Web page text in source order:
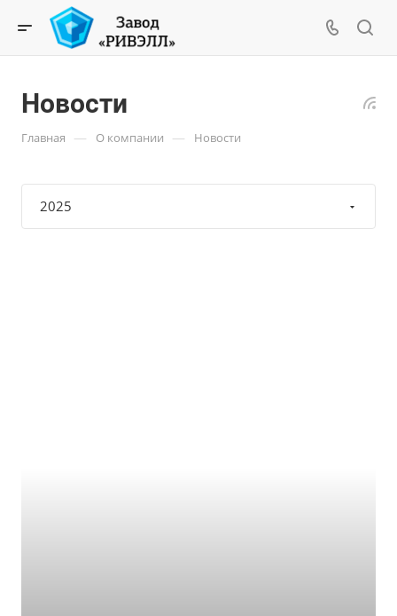
Новости
Главная — О компании — Новости
2025